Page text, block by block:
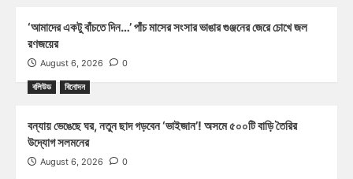
‘আমাদের একটু বাঁচতে দিন…’ পাঁচ মাসের সংসার ভাঙার গুঞ্জনের জেরে চোখে জল
রণজয়ের
August 6, 2026 0
বলিউড বিনোদন
বন্যায় ভেঙেছে ঘর, নতুন ছাদ গড়বেন ‘ভাইজান’! অসমে ৫০০টি বাড়ি তৈরির
উদ্যোগ সলমনের
August 6, 2026 0